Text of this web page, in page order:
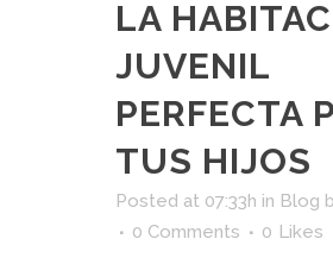
LA
JUVENIL
PERFECTA
TUS HIJOS
Posted at 07:33h in Blog
0 Comments
0 Likes